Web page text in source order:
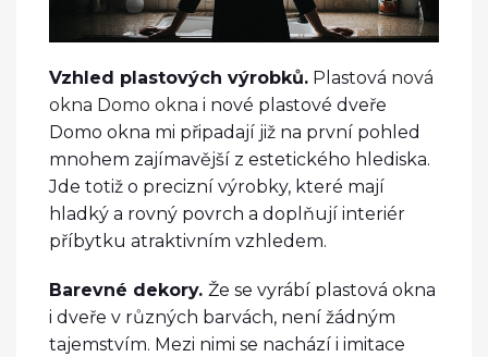
Vzhled plastových výrobků. Plastová nová
okna Domo okna i nové plastové dveře
Domo okna mi připadají již na první pohled
mnohem zajímavější z estetického hlediska.
Jde totiž o precizní výrobky, které mají
hladký a rovný povrch a doplňují interiér
příbytku atraktivním vzhledem.
Barevné dekory. Že se vyrábí plastová okna
i dveře v různých barvách, není žádným
tajemstvím. Mezi nimi se nachází i imitace